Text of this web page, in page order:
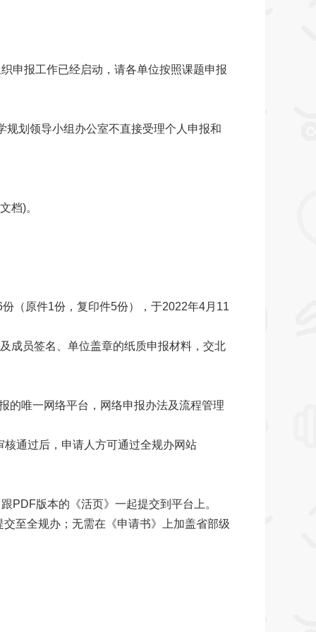
申报工作已经启动，请各单位按照课题申报
规划领导小组办公室不直接受理个人申报和
)。
（原件1份，复印件5份），于2022年4月11
签名、单位盖章的纸质申报材料，交北
的唯一网络平台，网络申报办法及流程管理
通过后，申请人方可通过全规办网站
版本的《活页》一起提交到平台上。
交至全规办；无需在《申请书》上加盖省部级